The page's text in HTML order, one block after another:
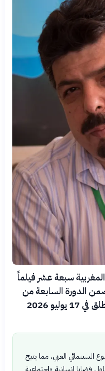
سبعة عشر فيلماً
ضمن الدورة السابعة من
مهرجان الفيلم العربي، الذي انطلق في 17 يوليو 2026
السينمائي العربي، مما يتيح